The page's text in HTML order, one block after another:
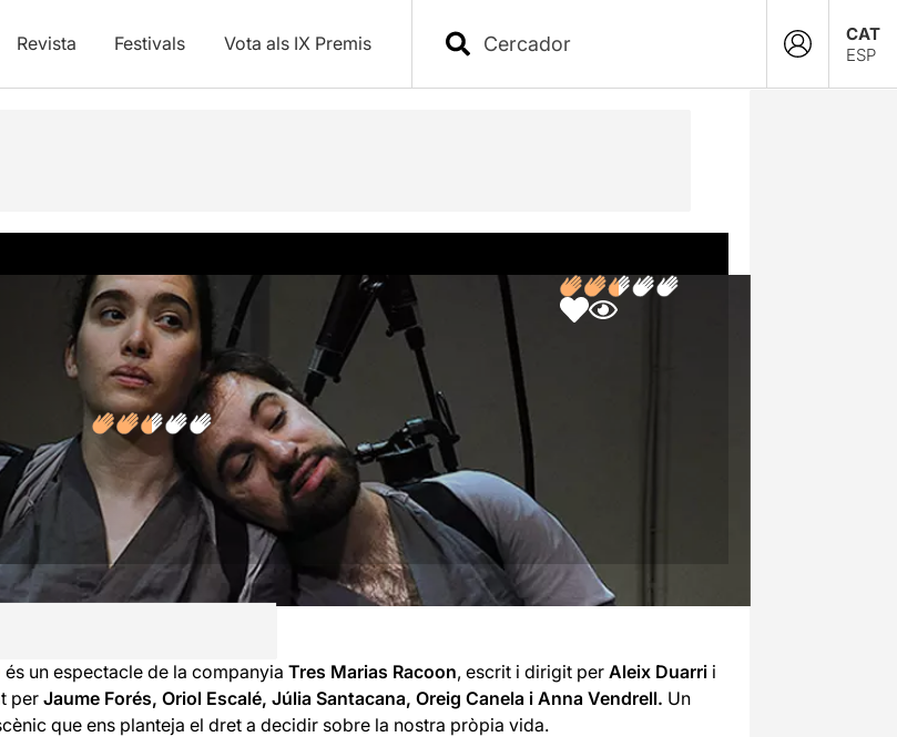
Revista Festivals Vota als IX Premis
CAT
ESP
és un espectacle de la companyia Tres Marias Racoon, escrit i dirigit per Aleix Duarrii
perJaume Forés, Oriol Escalé, Júlia Santacana, Oreig Canela i Anna Vendrell. Un
que ens planteja el dret a decidir sobre la nostra pròpia vida.